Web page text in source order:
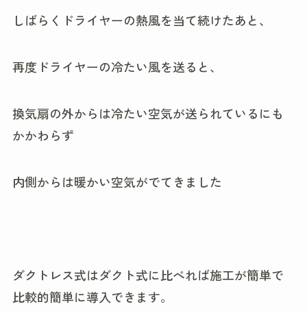
しばらくドライヤーの熱風を当て続けたあと、
再度ドライヤーの冷たい風を送ると、
換気扇の外からは冷たい空気が送られているにも
かかわらず
内側からは暖かい空気がでてきました
ダクトレス式はダクト式に比べれば施工が簡単で
比較的簡単に導入できます。